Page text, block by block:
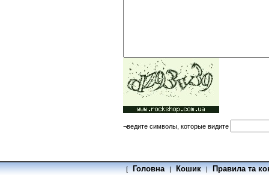
¬ведите символы, которые видите
[ Головна | Кошик | Правила та